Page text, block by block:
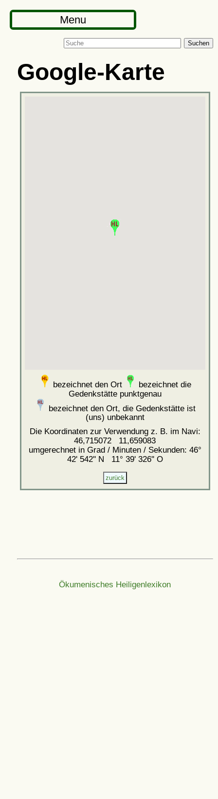
Menu
Suchen
Google-Karte
bezeichnet den Ort
bezeichnet die
Gedenkstätte punktgenau
bezeichnet den Ort, die Gedenkstätte ist
(uns) unbekannt
Die Koordinaten zur Verwendung z. B. im Navi:
46,715072 11,659083
umgerechnet in Grad / Minuten / Sekunden: 46°
42' 542'' N 11° 39' 326'' O
Ökumenisches Heiligenlexikon